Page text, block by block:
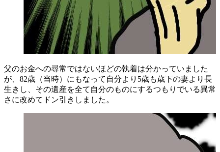
父のお金への尋常ではないほどの執着は分かっていました
が、82歳（当時）にもなって自分より5歳も歳下の妻より長
生きし、その遺産を全て自分のものにするつもりでいる異常
さに改めてドン引きしました。